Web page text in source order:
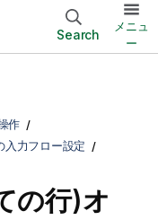
Search
メニュ
ー
作
力フロー設定
の行)オ